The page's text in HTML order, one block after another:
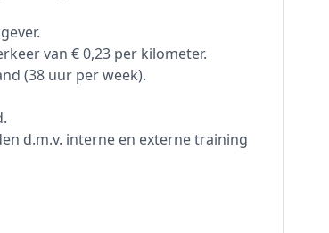
van € 0,23 per kilometer.
(38 uur per week).
d.m.v. interne en externe training